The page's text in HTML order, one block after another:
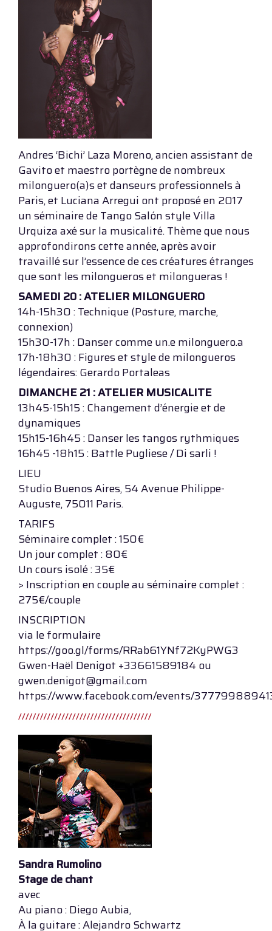
Andres ‘Bichi’ Laza Moreno, ancien assistant de
Gavito et maestro portègne de nombreux
milonguero(a)s et danseurs professionnels à
Paris, et Luciana Arregui ont proposé en 2017
un séminaire de Tango Salón style Villa
Urquiza axé sur la musicalité. Thème que nous
approfondirons cette année, après avoir
travaillé sur l’essence de ces créatures étranges
que sont les milongueros et milongueras !
SAMEDI 20 : ATELIER MILONGUERO
14h-15h30 : Technique (Posture, marche,
connexion)
15h30-17h : Danser comme un.e milonguero.a
17h-18h30 : Figures et style de milongueros
légendaires: Gerardo Portaleas
DIMANCHE 21 : ATELIER MUSICALITE
13h45-15h15 : Changement d’énergie et de
dynamiques
15h15-16h45 : Danser les tangos rythmiques
16h45 -18h15 : Battle Pugliese / Di sarli !
LIEU
Studio Buenos Aires, 54 Avenue Philippe-
Auguste, 75011 Paris.
TARIFS
Séminaire complet : 150€
Un jour complet : 80€
Un cours isolé : 35€
> Inscription en couple au séminaire complet :
275€/couple
INSCRIPTION
via le formulaire
https://goo.gl/forms/RRab61YNf72KyPWG3
Gwen-Haël Denigot +33661589184 ou
gwen.denigot@gmail.com
https://www.facebook.com/events/
Sandra Rumolino
Stage de chant
avec
Au piano : Diego Aubia,
À la guitare : Alejandro Schwartz